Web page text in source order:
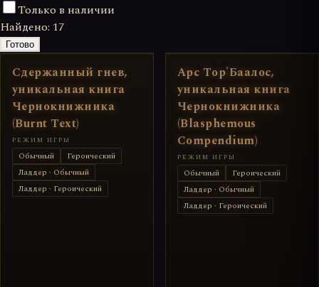
Только в наличии
Найдено: 17
Готово
Сдержанный гнев,
уникальная книга
Чернокнижника
(Burnt Text)
РЕЖИМ ИГРЫ
Обычный
Героический
Ладдер · Обычный
Ладдер · Героический
Арс Тор'Баалос,
уникальная книга
Чернокнижника
(Blasphemous
Compendium)
РЕЖИМ ИГРЫ
Обычный
Героический
Ладдер · Обычный
Ладдер · Героический